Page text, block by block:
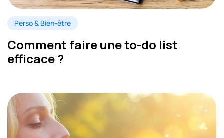
Perso & Bien-être
Comment faire une to-do list
efficace ?